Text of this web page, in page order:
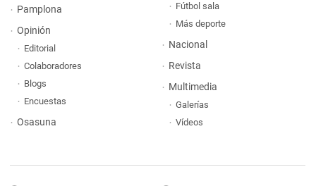
Pamplona
Opinión
Editorial
Colaboradores
Blogs
Encuestas
Osasuna
Fútbol sala
Más deporte
Nacional
Revista
Multimedia
Galerías
Vídeos